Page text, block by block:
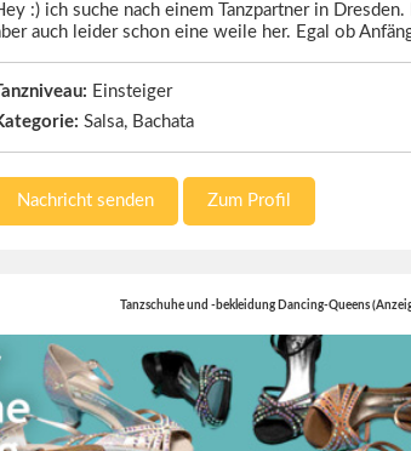
:) ich suche nach einem Tanzpartner in
auch leider schon eine weile her. Egal ob
Einsteiger
Salsa, Bachata
Nachricht senden Zum Profil
Tanzschuhe und -bekleidung Dancing-Queens